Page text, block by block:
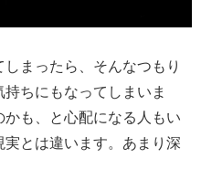
まったら、そんなつもり
ちにもなってしまいま
も、と心配になる人もい
とは違います。あまり深